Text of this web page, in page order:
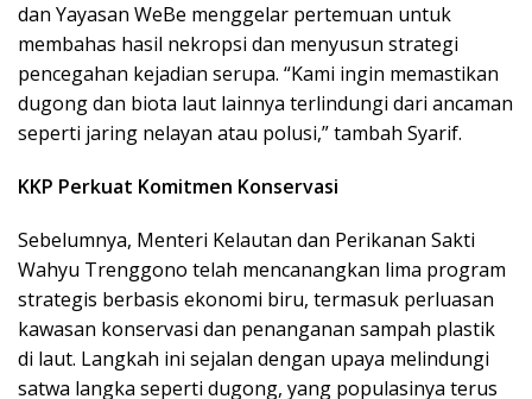
dan Yayasan WeBe menggelar pertemuan untuk
membahas hasil nekropsi dan menyusun strategi
pencegahan kejadian serupa. “Kami ingin memastikan
dugong dan biota laut lainnya terlindungi dari ancaman
seperti jaring nelayan atau polusi,” tambah Syarif.
KKP Perkuat Komitmen Konservasi
Sebelumnya, Menteri Kelautan dan Perikanan Sakti
Wahyu Trenggono telah mencanangkan lima program
strategis berbasis ekonomi biru, termasuk perluasan
kawasan konservasi dan penanganan sampah plastik
di laut. Langkah ini sejalan dengan upaya melindungi
satwa langka seperti dugong, yang populasinya terus